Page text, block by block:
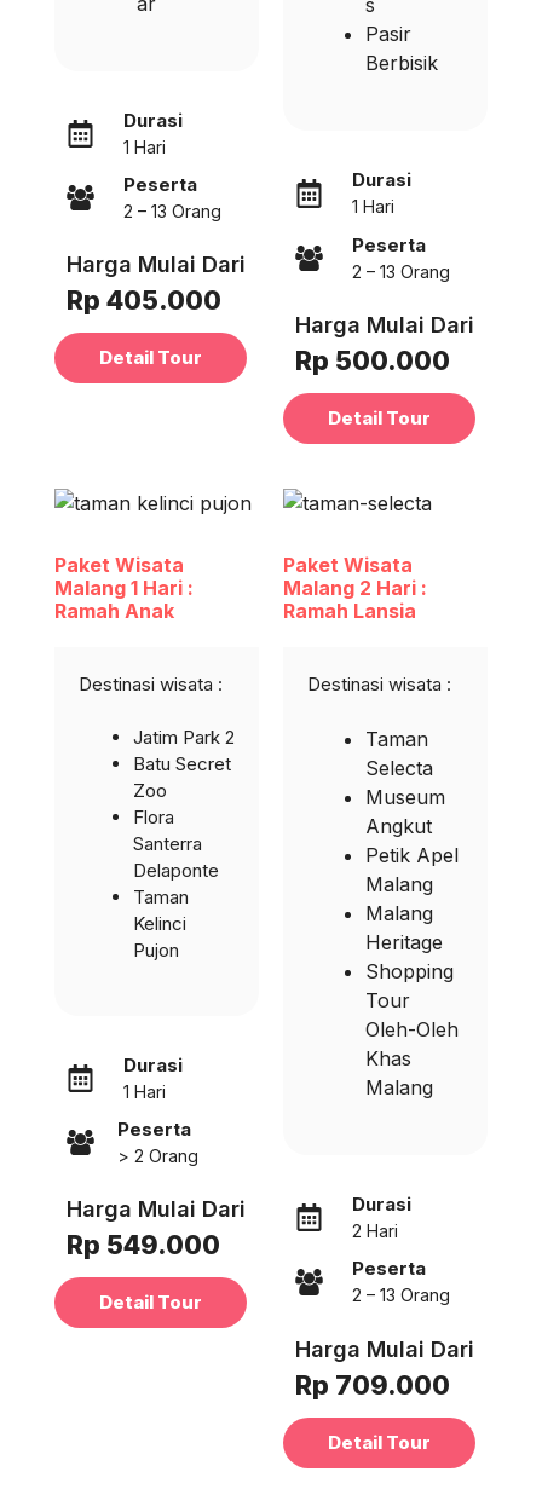
Durasi
1 Hari
Peserta
2 – 13 Orang
Harga Mulai Dari
Rp 405.000
Detail Tour
s
Pasir
Berbisik
Durasi
1 Hari
Peserta
2 – 13 Orang
Harga Mulai Dari
Rp 500.000
Detail Tour
Paket Wisata
Malang 1 Hari :
Ramah Anak
Destinasi wisata :
Jatim Park 2
Batu Secret
Zoo
Flora
Santerra
Delaponte
Taman
Kelinci
Pujon
Durasi
1 Hari
Peserta
> 2 Orang
Harga Mulai Dari
Rp 549.000
Detail Tour
Paket Wisata
Malang 2 Hari :
Ramah Lansia
Destinasi wisata :
Taman
Selecta
Museum
Angkut
Petik Apel
Malang
Malang
Heritage
Shopping
Tour
Oleh-Oleh
Khas
Malang
Durasi
2 Hari
Peserta
2 – 13 Orang
Harga Mulai Dari
Rp 709.000
Detail Tour